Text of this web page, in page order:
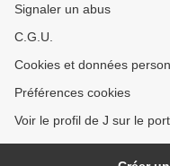
Signaler un abus
C.G.U.
Cookies et données
Préférences cookies
Voir le profil de J sur le